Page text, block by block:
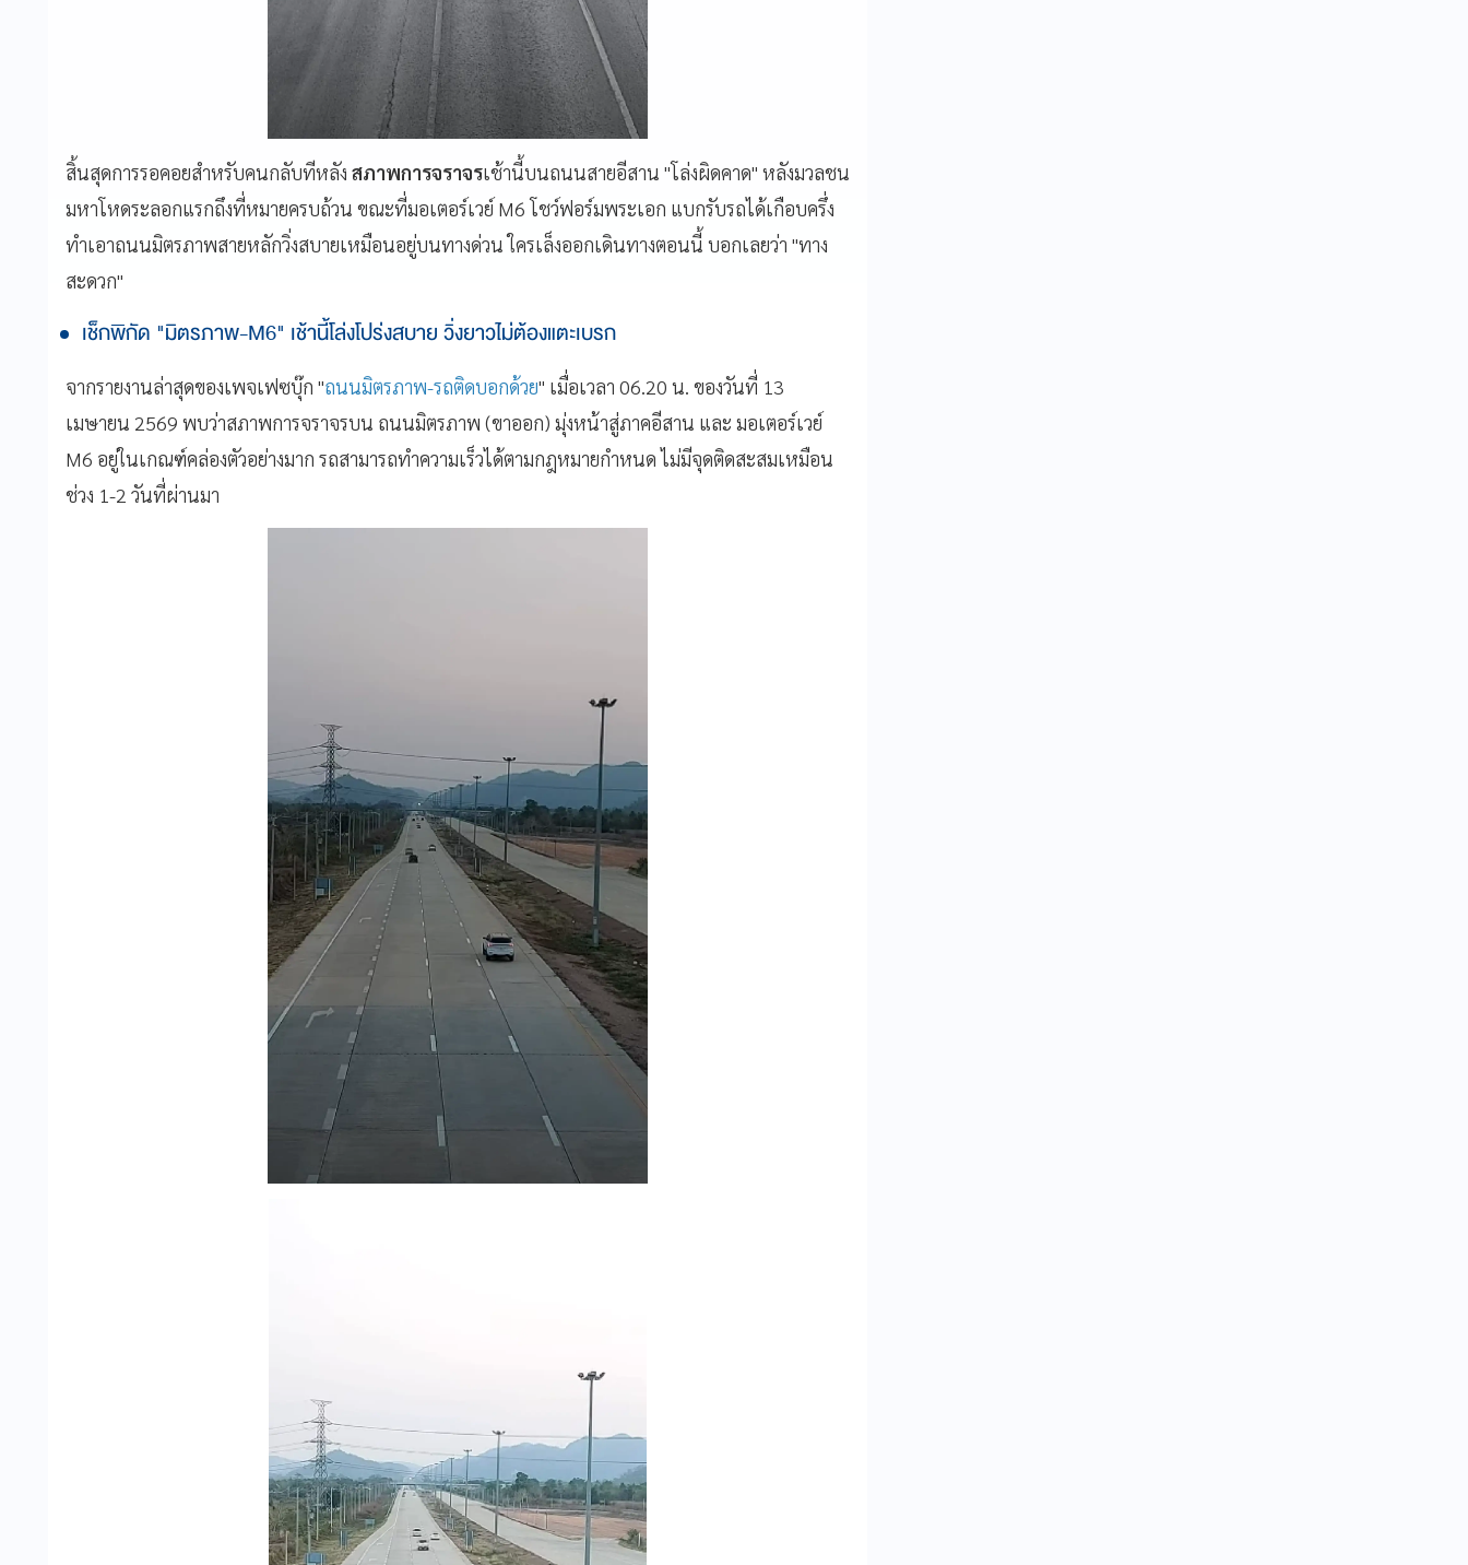
สิ้นสุดการรอคอยสำหรับคนกลับทีหลัง สภาพการจราจรเช้านี้บนถนนสายอีสาน "โล่งผิดคาด" หลังมวลชน
มหาโหดระลอกแรกถึงที่หมายครบถ้วน ขณะที่มอเตอร์เวย์ M6 โชว์ฟอร์มพระเอก แบกรับรถได้เกือบครึ่ง
ทำเอาถนนมิตรภาพสายหลักวิ่งสบายเหมือนอยู่บนทางด่วน ใครเล็งออกเดินทางตอนนี้ บอกเลยว่า "ทาง
สะดวก"
เช็กพิกัด "มิตรภาพ-M6" เช้านี้โล่งโปร่งสบาย วิ่งยาวไม่ต้องแตะเบรก
จากรายงานล่าสุดของเพจเฟซบุ๊ก "ถนนมิตรภาพ-รถติดบอกด้วย" เมื่อเวลา 06.20 น. ของวันที่ 13
เมษายน 2569 พบว่าสภาพการจราจรบน ถนนมิตรภาพ (ขาออก) มุ่งหน้าสู่ภาคอีสาน และ มอเตอร์เวย์
M6 อยู่ในเกณฑ์คล่องตัวอย่างมาก รถสามารถทำความเร็วได้ตามกฎหมายกำหนด ไม่มีจุดติดสะสมเหมือน
ช่วง 1-2 วันที่ผ่านมา